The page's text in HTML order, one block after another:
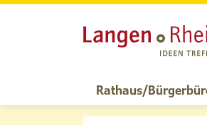
Rathaus/